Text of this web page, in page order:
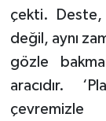
çekti. Deste,
değil, aynı
gözle
aracıdır.